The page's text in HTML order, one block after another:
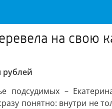
на свою
рублей
подсудимых –
понятно: внутри не